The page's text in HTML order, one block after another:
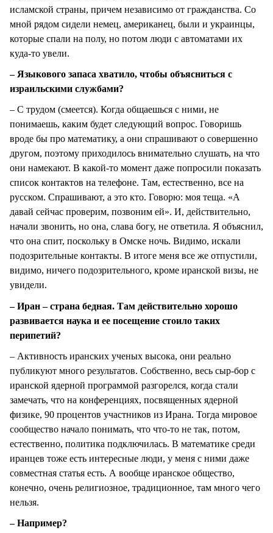
исламской страны, причем независимо от гражданства. Со
мной рядом сидели немец, американец, были и украинцы,
которые спали на полу, но потом люди с автоматами их
куда-то увели.
– Языкового запаса хватило, чтобы объясниться с
израильскими службами?
– С трудом (смеется). Когда общаешься с ними, не
понимаешь, каким будет следующий вопрос. Говоришь
вроде бы про математику, а они спрашивают о совершенно
другом, поэтому приходилось внимательно слушать, на что
они намекают. В какой-то момент даже попросили показать
список контактов на телефоне. Там, естественно, все на
русском. Спрашивают, а это кто. Говорю: моя теща. «А
давай сейчас проверим, позвоним ей». И, действительно,
начали звонить, но она, слава богу, не ответила. Я объяснил,
что она спит, поскольку в Омске ночь. Видимо, искали
подозрительные контакты. В итоге меня все же отпустили,
видимо, ничего подозрительного, кроме иранской визы, не
увидели.
– Иран – страна бедная. Там действительно хорошо
развивается наука и ее посещение стоило таких
перипетий?
– Активность иранских ученых высока, они реально
публикуют много результатов. Собственно, весь сыр-бор с
иранской ядерной программой разгорелся, когда стали
замечать, что на конференциях, посвященных ядерной
физике, 90 процентов участников из Ирана. Тогда мировое
сообщество начало понимать, что что-то не так, потом,
естественно, политика подключилась. В математике среди
иранцев тоже есть интересные люди, у меня с ними даже
совместная статья есть. А вообще иранское общество,
конечно, очень религиозное, традиционное, там много чего
нельзя.
– Например?